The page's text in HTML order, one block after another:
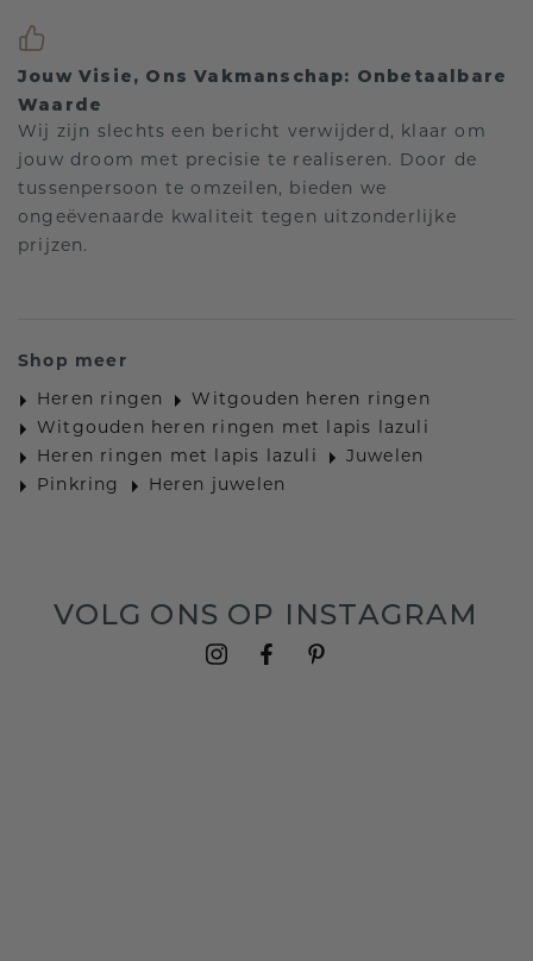
Jouw Visie, Ons Vakmanschap: Onbetaalbare
Waarde
Wij zijn slechts een bericht verwijderd, klaar om
jouw droom met precisie te realiseren. Door de
tussenpersoon te omzeilen, bieden we
ongeëvenaarde kwaliteit tegen uitzonderlijke
prijzen.
Shop meer
Heren ringen
Witgouden heren ringen
Witgouden heren ringen met lapis lazuli
Heren ringen met lapis lazuli
Juwelen
Pinkring
Heren juwelen
VOLG ONS OP INSTAGRAM